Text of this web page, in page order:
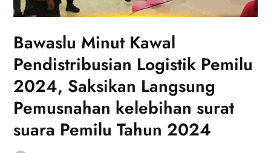
Bawaslu Minut Kawal
Pendistribusian Logistik Pemilu
2024, Saksikan Langsung
Pemusnahan kelebihan surat
suara Pemilu Tahun 2024